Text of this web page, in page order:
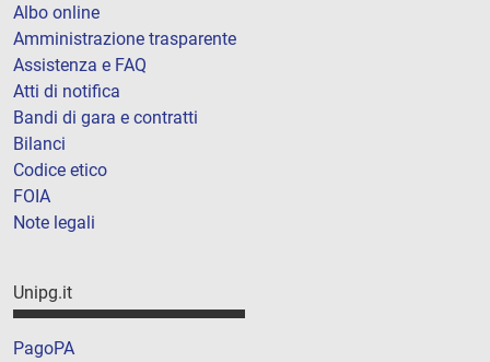
Albo online
Amministrazione trasparente
Assistenza e FAQ
Atti di notifica
Bandi di gara e contratti
Bilanci
Codice etico
FOIA
Note legali
Unipg.it
PagoPA